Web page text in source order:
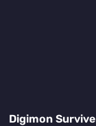
Digimon